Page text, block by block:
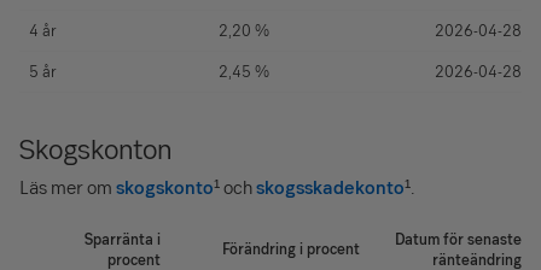
4 år 2,20 % 2026-04-28
5 år 2,45 % 2026-04-28
Skogskonton
Läs mer om skogskonto¹ ochskogsskadekonto¹.
Sparränta i
procent
Förändring i procent
Datum för senaste
ränteändring